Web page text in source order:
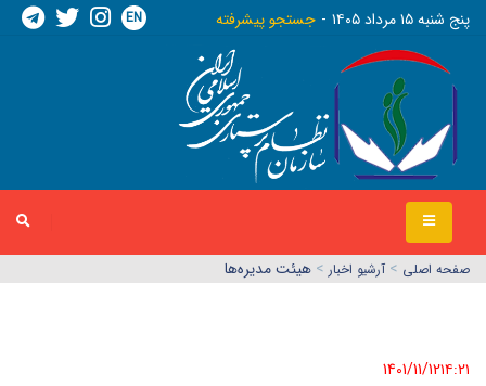
پنج شنبه ١٥ مرداد ١٤٠٥ جستجو پیشرفته EN
صفحه اصلي > آرشیو اخبار > هیئت مدیره‌ها
1401/11/12١٤:٢١